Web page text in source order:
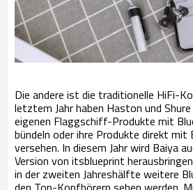
Die andere ist die traditionelle HiFi-
letztem Jahr haben Haston und
eigenen Flaggschiff-Produkte mit
bündeln oder ihre Produkte direkt
versehen. In diesem Jahr wird Baiya
Version von itsblueprint
in der zweiten Jahreshälfte weitere